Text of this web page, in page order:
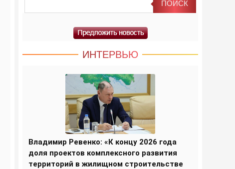
ИНТЕРВЬЮ
Владимир Ревенко: «К концу 2026 года
доля проектов комплексного развития
территорий в жилищном строительстве